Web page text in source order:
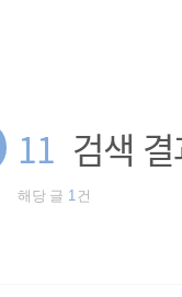
11 검색
해당 글 1건